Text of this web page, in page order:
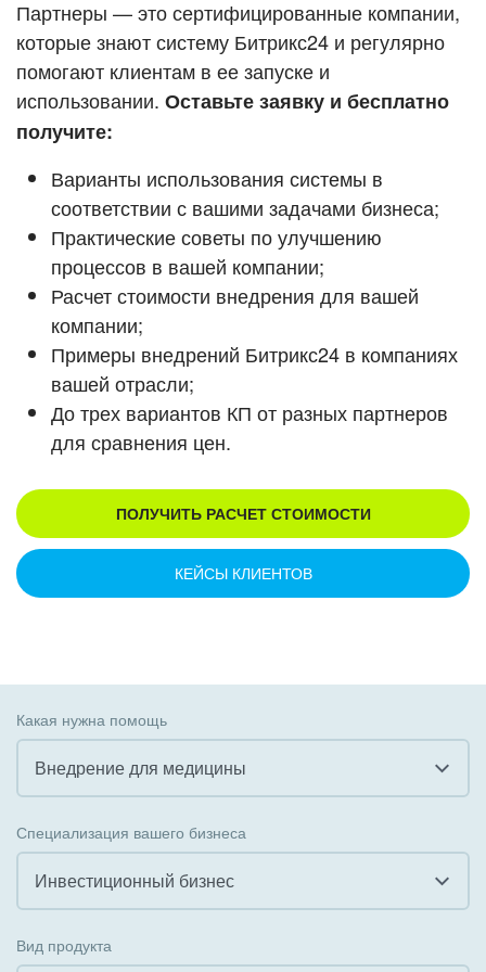
ВХОД
ВХОД
Смотреть видеокейсы
Партнеры — это сертифицированные компании,
которые знают систему Битрикс24 и регулярно
помогают клиентам в ее запуске и
использовании. Оставьте заявку и бесплатно
получите:
Варианты использования системы в
соответствии с вашими задачами бизнеса;
Практические советы по улучшению
процессов в вашей компании;
Расчет стоимости внедрения для вашей
компании;
Примеры внедрений Битрикс24 в компаниях
вашей отрасли;
До трех вариантов КП от разных партнеров
для сравнения цен.
ПОЛУЧИТЬ РАСЧЕТ СТОИМОСТИ
КЕЙСЫ КЛИЕНТОВ
Какая нужна помощь
Внедрение для медицины
Внедрение КЭДО
Интеграция с 1С
Специализация вашего бизнеса
Инвестиционный бизнес
Вид продукта